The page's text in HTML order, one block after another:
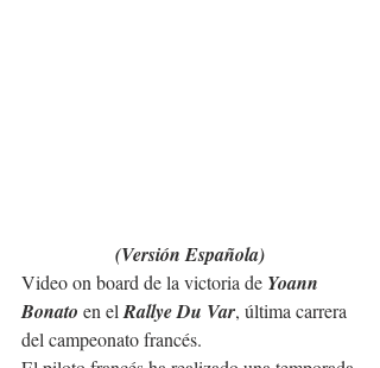
(Versión Española)
Video on board de la victoria de Yoann
Bonato en el Rallye Du Var, última carrera
del campeonato francés.